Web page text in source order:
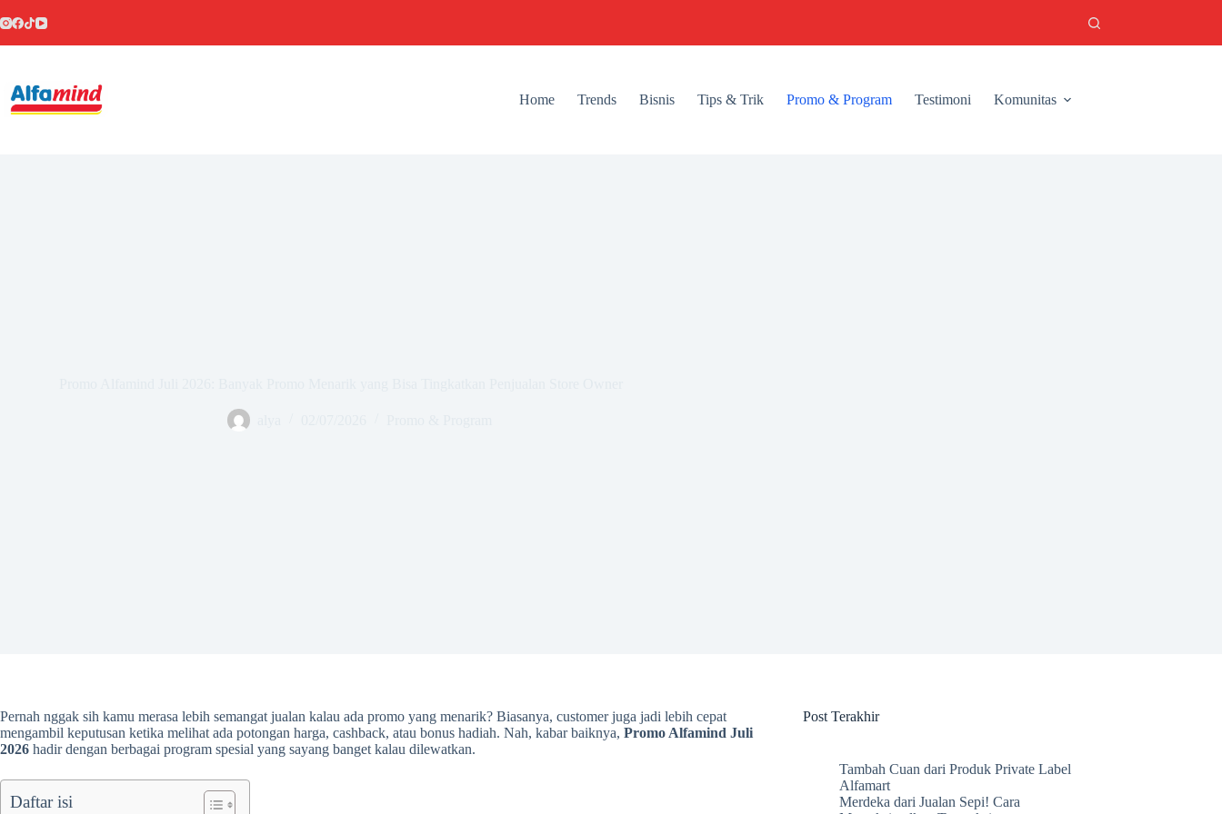
Home Trends Bisnis Tips & Trik Promo & Program Testimoni Komunitas
Pernah nggak sih kamu merasa lebih semangat jualan kalau ada promo yang menarik? Biasanya, customer juga jadi lebih cepat
mengambil keputusan ketika melihat ada potongan harga, cashback, atau bonus hadiah. Nah, kabar baiknya, Promo Alfamind Juli
2026 hadir dengan berbagai program spesial yang sayang banget kalau dilewatkan.
Daftar isi
Post Terakhir
Tambah Cuan dari Produk Private Label
Alfamart
Merdeka dari Jualan Sepi! Cara